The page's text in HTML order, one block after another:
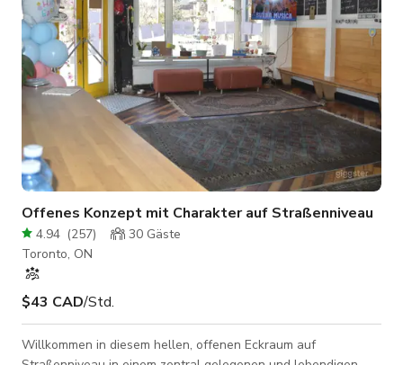
Offenes Konzept mit Charakter auf Straßenniveau
4.94 (257) 30 Gäste
Toronto, ON
$43 CAD/Std.
Willkommen in diesem hellen, offenen Eckraum auf